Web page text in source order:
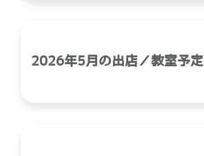
2026年5月の出店／教室予定